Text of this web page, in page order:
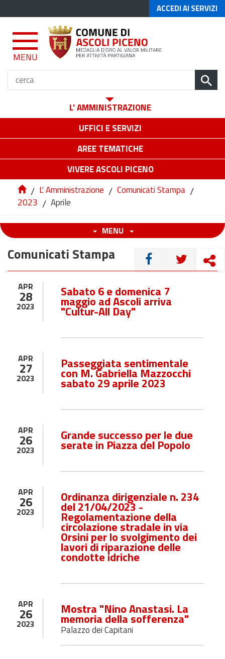
ACCEDI AI SERVIZI
MENU
L' AMMINISTRAZIONE
UFFICI E SERVIZI
AREE TEMATICHE
VIVERE ASCOLI PICENO
/ L' Amministrazione / Comunicati Stampa /
2023 / Aprile
MENU
CONDIVIDI
Comunicati Stampa
APR
28
2023
Sabato 6 e domenica 7
maggio ad Ascoli arriva
"Cultur-All Day"
APR
27
2023
Passeggiata sentimentale
con M. Gabriella Mazzocchi
sabato 29 aprile 2023
APR
26
2023
Grande successo per le due
serate in Piazza del Popolo
APR
26
2023
Ordinanza dirigenziale n. 234
del 21/04/2023 -
Regolamentazione della
circolazione stradale in via
Orsini per lo svolgimento dei
lavori di riparazione delle
condotte idriche
APR
26
2023
Mostra "Nino Anastasi. La
memoria della sofferenza"
Palazzo dei Capitani